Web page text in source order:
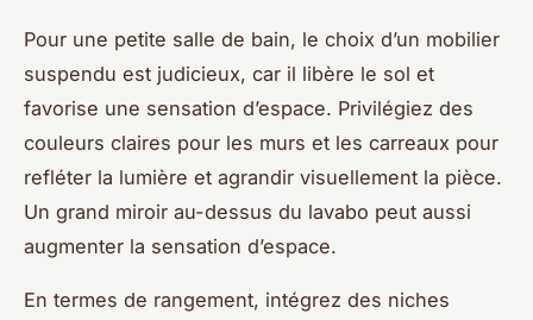
Pour une petite salle de bain, le choix d’un mobilier
suspendu est judicieux, car il libère le sol et
favorise une sensation d’espace. Privilégiez des
couleurs claires pour les murs et les carreaux pour
refléter la lumière et agrandir visuellement la pièce.
Un grand miroir au-dessus du lavabo peut aussi
augmenter la sensation d’espace.
En termes de rangement, intégrez des niches